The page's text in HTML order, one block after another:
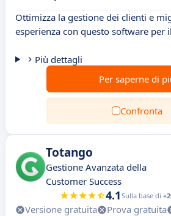
Ottimizza la gestione dei clienti e
esperienza con questo software per
Più dettagli
Per saperne di
Confronta
Totango
Gestione Avanzata della
Customer Success
4.1 Sulla base di
Versione gratuita Prova gratuita